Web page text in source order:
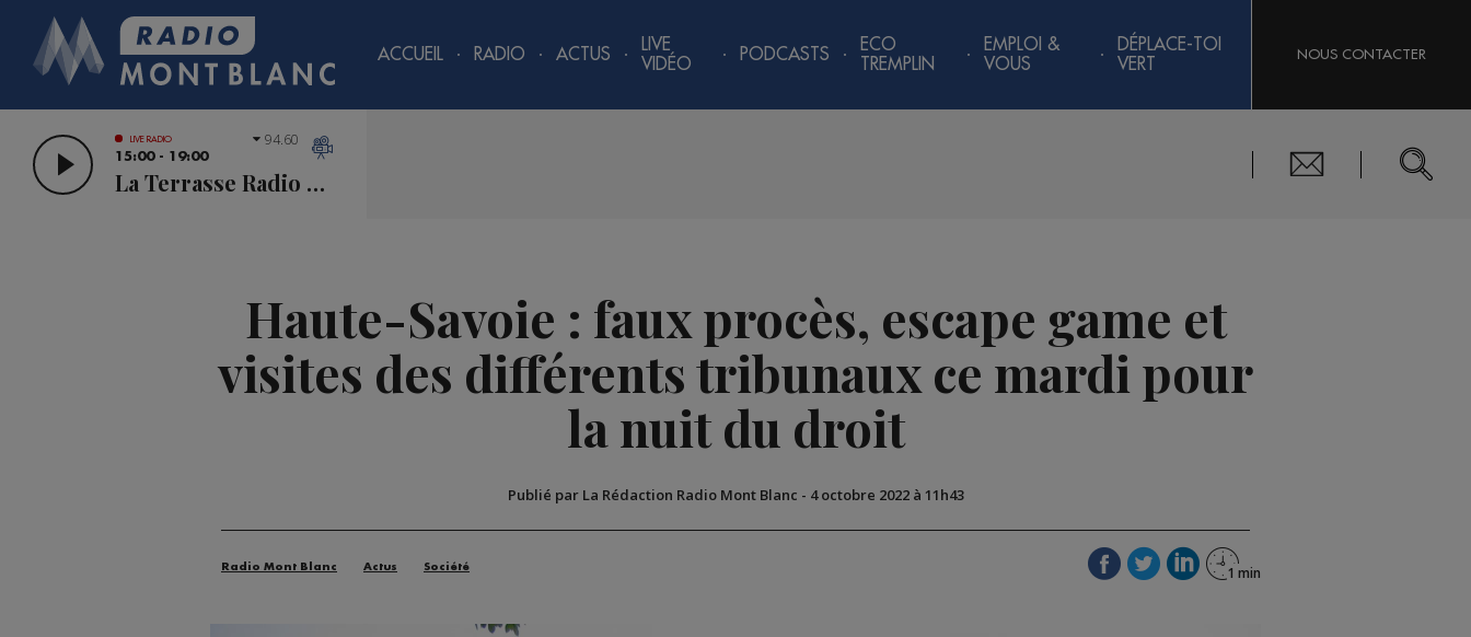
ACCUEIL RADIO ACTUS
LIVE
VIDÉO
PODCASTS
ECO
TREMPLIN
EMPLOI &
VOUS
DÉPLACE-TOI
VERT
NOUS CONTACTER
LIVE RADIO
15:00 - 19:00
La Terrasse Radio Mont Blanc
94.60
Haute-Savoie : faux procès, escape game et
visites des différents tribunaux ce mardi pour
la nuit du droit
Publié par La Rédaction Radio Mont Blanc - 4 octobre 2022 à 11h43
Radio Mont Blanc Actus Société